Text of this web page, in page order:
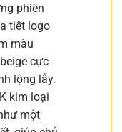
phiên
tiết logo
màu
cực
lộng lẫy.
kim loại
một